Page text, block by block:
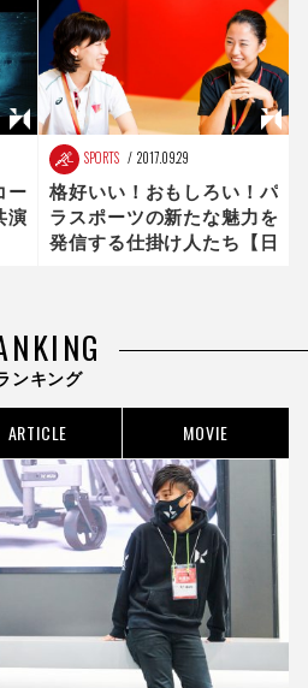
ー
演
SPORTS 2017.09.29
格好いい！おもしろい！パ
ラスポーツの新たな魅力を
発信する仕掛け人たち【日
ンキング
ARTICLE MOVIE